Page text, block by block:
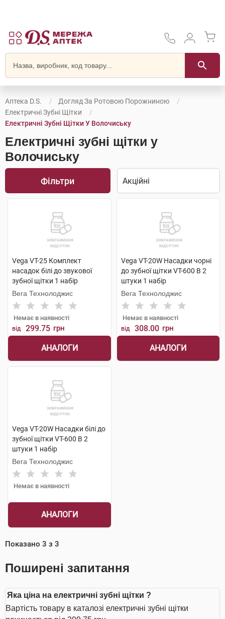
Аптека D.S.
Догляд За Ротовою Порожниною
Електричні Зубні Щітки
Електричні Зубні Щітки У Волочиську
Електричні зубні щітки у
Волочиську
Фільтри
Vega VT-25 Комплект
насадок білі до звукової
зубної щітки 1 набір
Вега Технолоджис
Немає в наявності
від 299.75 грн
АНАЛОГИ
Vega VT-20W Насадки чорні
до зубної щітки VT-600 В 2
штуки 1 набір
Вега Технолоджис
Немає в наявності
від 308.00 грн
АНАЛОГИ
Vega VT-20W Насадки білі до
зубної щітки VT-600 В 2
штуки 1 набір
Вега Технолоджис
Немає в наявності
АНАЛОГИ
Показано 3 з 3
Поширені запитання
Яка ціна на електричні зубні щітки ?
Вартість товару в каталозі електричні зубні щітки